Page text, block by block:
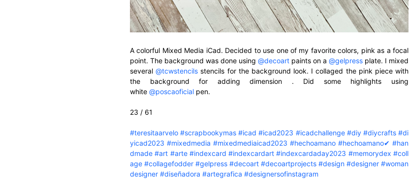
A colorful Mixed Media iCad. Decided to use one of my favorite colors, pink as a focal
point. The background was done using @decoart paints on a @gelpress plate. I mixed
several@tcwstencils stencils for the background look. I collaged the pink piece with
the background for adding dimension . Did some highlights using
white @poscaoficial pen.
23 / 61
#teresitaarvelo #scrapbookymas #icad #icad2023 #icadchallenge #diy #diycrafts #di
yicad2023 #mixedmedia #mixedmediaicad2023 #hechoamano #hechoamano✔ #han
dmade #art #arte #indexcard #indexcardart #indexcardaday2023 #memorydex #coll
age #collagefodder #gelpress #decoart #decoartprojects #design #designer #woman
designer #diseñadora #artegrafica #designersofinstagram